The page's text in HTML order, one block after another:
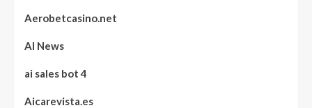
Aerobetcasino.net
AI News
ai sales bot 4
Aicarevista.es